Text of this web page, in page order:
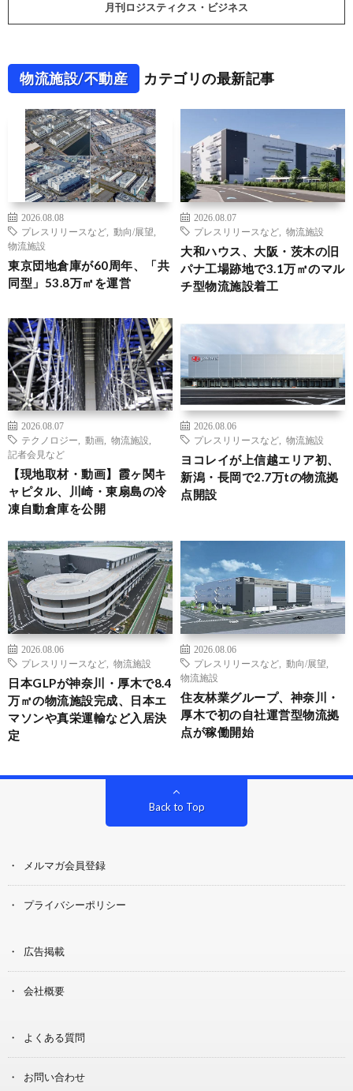
月刊ロジスティクス・ビジネス
物流施設/不動産 カテゴリの最新記事
2026.08.08
プレスリリースなど
動向/展望
物流施設
東京団地倉庫が60周年、「共
同型」53.8万㎡を運営
2026.08.07
プレスリリースなど
物流施設
大和ハウス、大阪・茨木の旧
パナ工場跡地で3.1万㎡のマル
チ型物流施設着工
2026.08.07
テクノロジー
動画 物流施設
記者会見など
【現地取材・動画】霞ヶ関キ
ャピタル、川崎・東扇島の冷
凍自動倉庫を公開
2026.08.06
プレスリリースなど
物流施設
ヨコレイが上信越エリア初、
新潟・長岡で2.7万tの物流拠
点開設
2026.08.06
プレスリリースなど
物流施設
日本GLPが神奈川・厚木で8.4
万㎡の物流施設完成、日本エ
マソンや真栄運輸など入居決
定
2026.08.06
プレスリリースなど
動向/展望
物流施設
住友林業グループ、神奈川・
厚木で初の自社運営型物流拠
点が稼働開始
Back to Top
メルマガ会員登録
プライバシーポリシー
広告掲載
会社概要
よくある質問
お問い合わせ